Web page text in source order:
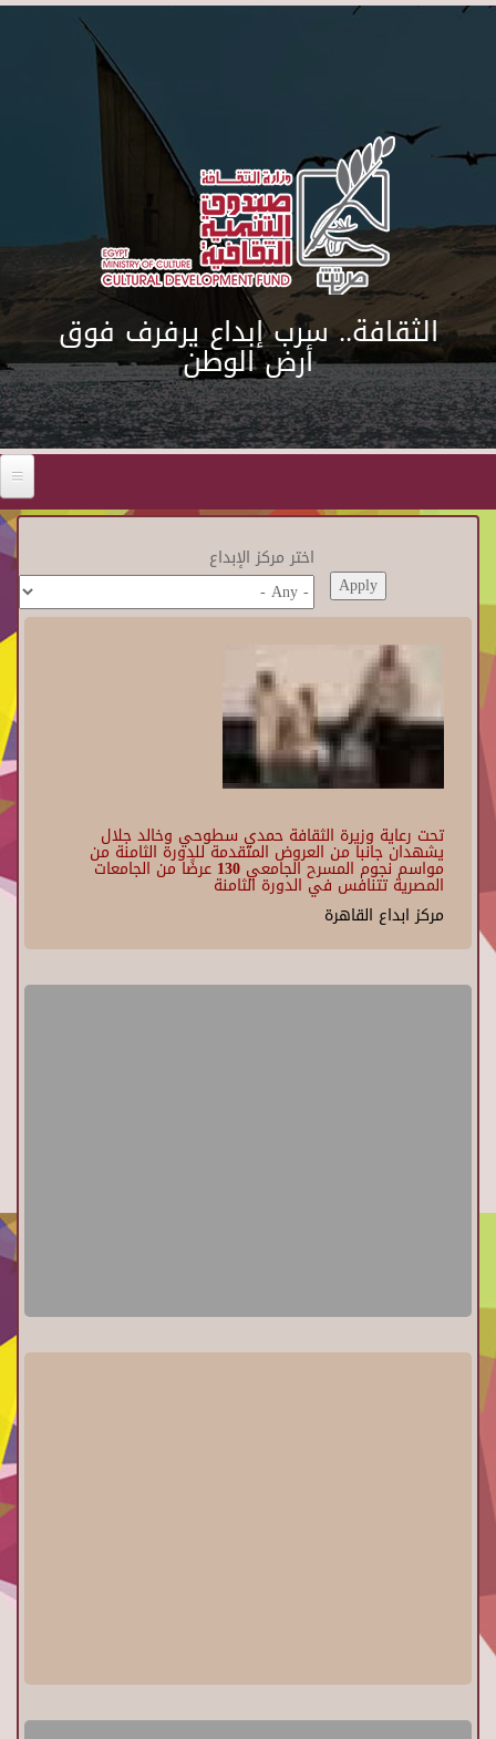
Skip to main content
الثقافة.. سرب إبداع يرفرف فوق
أرض الوطن
اختر مركز الإبداع
تحت رعاية وزيرة الثقافة حمدي سطوحي وخالد جلال
يشهدان جانبا من العروض المتقدمة للدورة الثامنة من
مواسم نجوم المسرح الجامعي 130 عرضًا من الجامعات
المصرية تتنافس في الدورة الثامنة
مركز ابداع القاهرة